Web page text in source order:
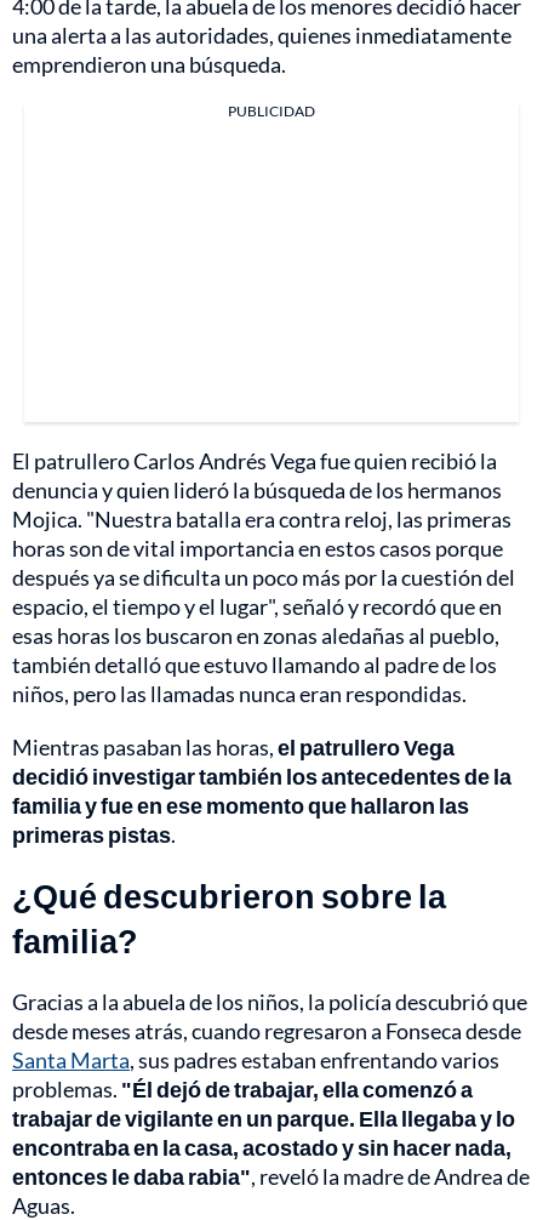
4:00 de la tarde, la abuela de los menores decidió hacer
una alerta a las autoridades, quienes inmediatamente
emprendieron una búsqueda.
PUBLICIDAD
El patrullero Carlos Andrés Vega fue quien recibió la
denuncia y quien lideró la búsqueda de los hermanos
Mojica. "Nuestra batalla era contra reloj, las primeras
horas son de vital importancia en estos casos porque
después ya se dificulta un poco más por la cuestión del
espacio, el tiempo y el lugar", señaló y recordó que en
esas horas los buscaron en zonas aledañas al pueblo,
también detalló que estuvo llamando al padre de los
niños, pero las llamadas nunca eran respondidas.
Mientras pasaban las horas,el patrullero Vega
decidió investigar también los antecedentes de la
familia y fue en ese momento que hallaron las
primeras pistas.
¿Qué descubrieron sobre la
familia?
Gracias a la abuela de los niños, la policía descubrió que
desde meses atrás, cuando regresaron a Fonseca desde
Santa Marta, sus padres estaban enfrentando varios
problemas. "Él dejó de trabajar, ella comenzó a
trabajar de vigilante en un parque. Ella llegaba y lo
encontraba en la casa, acostado y sin hacer nada,
entonces le daba rabia", reveló la madre de Andrea de
Aguas.